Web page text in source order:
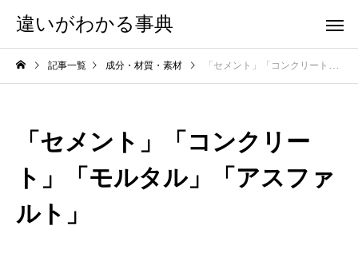
違いがわかる事典
記事一覧 成分・材質・素材 「セメント」「コンクリート」「モルタル」「アスファルト」
「セメント」「コンクリー
ト」「モルタル」「アスファ
ルト」